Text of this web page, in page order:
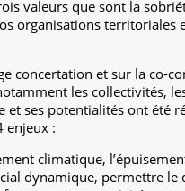
valeurs que sont la
organisations
concertation et sur la co-
les collectivités,
et ses potentialités ont été
enjeux :
climatique,
dynamique, permettre